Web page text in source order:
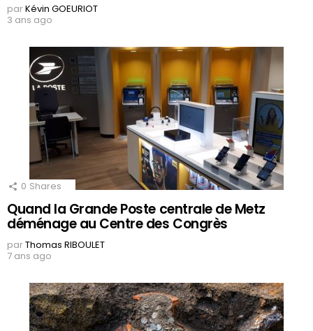
parKévin GOEURIOT
3 ans ago
0 Shares
Quand la Grande Poste centrale de Metz
déménage au Centre des Congrès
parThomas RIBOULET
7 ans ago